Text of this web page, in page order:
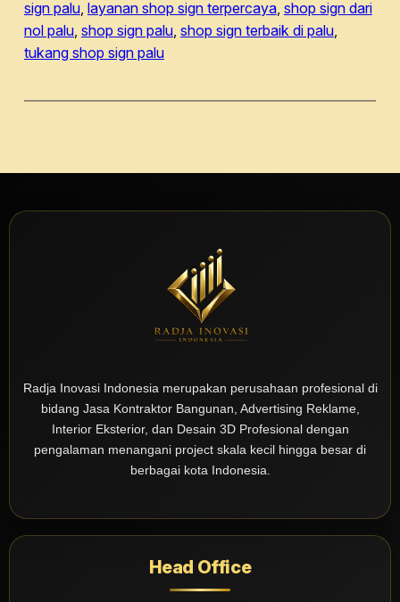
sign palu, layanan shop sign terpercaya, shop sign dari
nol palu, shop sign palu, shop sign terbaik di palu
tukang shop sign palu
Radja Inovasi Indonesia merupakan perusahaan profesional di
bidang Jasa Kontraktor Bangunan, Advertising Reklame,
Interior Eksterior, dan Desain 3D Profesional dengan
pengalaman menangani project skala kecil hingga besar di
berbagai kota Indonesia.
Head Office